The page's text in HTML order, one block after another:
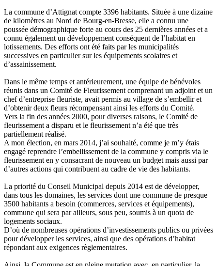
La commune d’Attignat compte 3396 habitants. Située à une dizaine
de kilomètres au Nord de Bourg-en-Bresse, elle a connu une
poussée démographique forte au cours des 25 dernières années et a
connu également un développement conséquent de l’habitat en
lotissements. Des efforts ont été faits par les municipalités
successives en particulier sur les équipements scolaires et
d’assainissement.
Dans le même temps et antérieurement, une équipe de bénévoles
réunis dans un Comité de Fleurissement comprenant un adjoint et un
chef d’entreprise fleuriste, avait permis au village de s’embellir et
d’obtenir deux fleurs récompensant ainsi les efforts du Comité.
Vers la fin des années 2000, pour diverses raisons, le Comité de
fleurissement a disparu et le fleurissement n’a été que très
partiellement réalisé.
A mon élection, en mars 2014, j’ai souhaité, comme je m’y étais
engagé reprendre l’embellissement de la commune y compris via le
fleurissement en y consacrant de nouveau un budget mais aussi par
d’autres actions qui contribuent au cadre de vie des habitants.
La priorité du Conseil Municipal depuis 2014 est de développer,
dans tous les domaines, les services dont une commune de presque
3500 habitants a besoin (commerces, services et équipements),
commune qui sera par ailleurs, sous peu, soumis à un quota de
logements sociaux.
D’où de nombreuses opérations d’investissements publics ou privées
pour développer les services, ainsi que des opérations d’habitat
répondant aux exigences règlementaires.